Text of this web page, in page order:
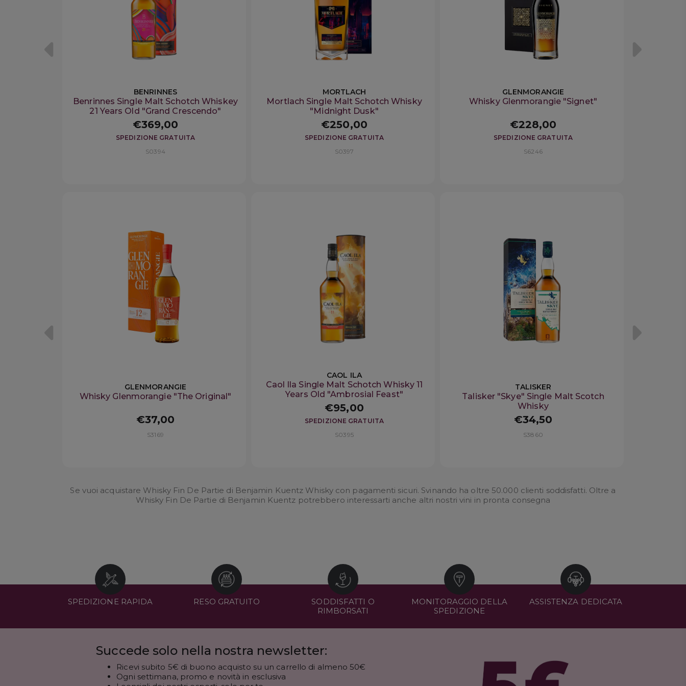
BENRINNES
Benrinnes Single Malt Schotch Whiskey
21 Years Old "Grand Crescendo"
€369,00
SPEDIZIONE GRATUITA
S0394
MORTLACH
Mortlach Single Malt Schotch Whisky
"Midnight Dusk"
€250,00
SPEDIZIONE GRATUITA
S0397
GLENMORANGIE
Whisky Glenmorangie "Signet"
€228,00
SPEDIZIONE GRATUITA
S6246
GLENMORANGIE
Whisky Glenmorangie "The Original"
€37,00
S3169
CAOL ILA
Caol Ila Single Malt Schotch Whisky 11
Years Old "Ambrosial Feast"
€95,00
SPEDIZIONE GRATUITA
S0395
TALISKER
Talisker "Skye" Single Malt Scotch
Whisky
€34,50
S3860
Se vuoi acquistare Whisky Fin De Partie di Benjamin Kuentz Whisky con pagamenti sicuri. Svinando ha oltre 50.000 clienti soddisfatti. Oltre a
Whisky Fin De Partie di Benjamin Kuentz potrebbero interessarti anche altri nostri vini in pronta consegna
SPEDIZIONE RAPIDA RESO GRATUITO
SODDISFATTI O
RIMBORSATI
MONITORAGGIO DELLA
SPEDIZIONE
ASSISTENZA DEDICATA
Succede solo nella nostra newsletter:
Ricevi subito 5€ di buono acquisto su un carrello di almeno 50€
Ogni settimana, promo e novità in esclusiva